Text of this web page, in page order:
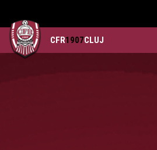
CFR1907CLUJ